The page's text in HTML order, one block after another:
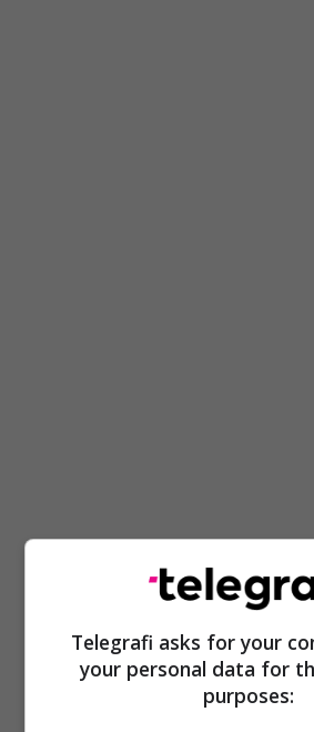
Telegrafi asks for your
your personal data for
purposes: